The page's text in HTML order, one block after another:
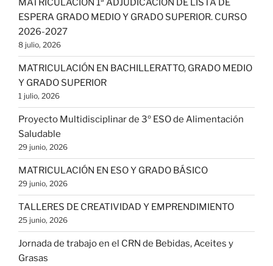
MATRICULACIÓN 1ª ADJUDICACIÓN DE LISTA DE
ESPERA GRADO MEDIO Y GRADO SUPERIOR. CURSO
2026-2027
8 julio, 2026
MATRICULACIÓN EN BACHILLERATTO, GRADO MEDIO
Y GRADO SUPERIOR
1 julio, 2026
Proyecto Multidisciplinar de 3º ESO de Alimentación
Saludable
29 junio, 2026
MATRICULACIÓN EN ESO Y GRADO BÁSICO
29 junio, 2026
TALLERES DE CREATIVIDAD Y EMPRENDIMIENTO
25 junio, 2026
Jornada de trabajo en el CRN de Bebidas, Aceites y
Grasas